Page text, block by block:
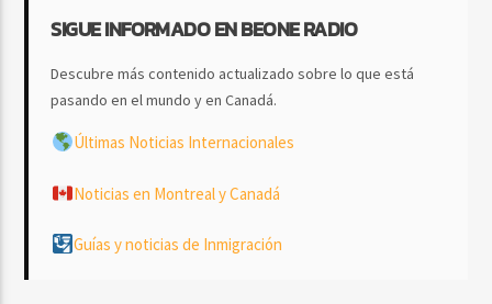
SIGUE INFORMADO EN BEONE RADIO
Descubre más contenido actualizado sobre lo que está
pasando en el mundo y en Canadá.
Últimas Noticias Internacionales
Noticias en Montreal y Canadá
Guías y noticias de Inmigración